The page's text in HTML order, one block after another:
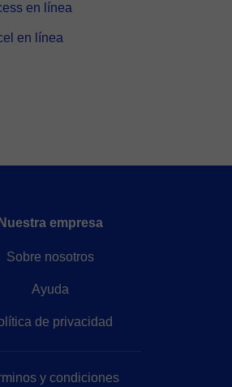
en línea
en línea
Nuestra empresa
Sobre nosotros
Ayuda
de privacidad
y condiciones